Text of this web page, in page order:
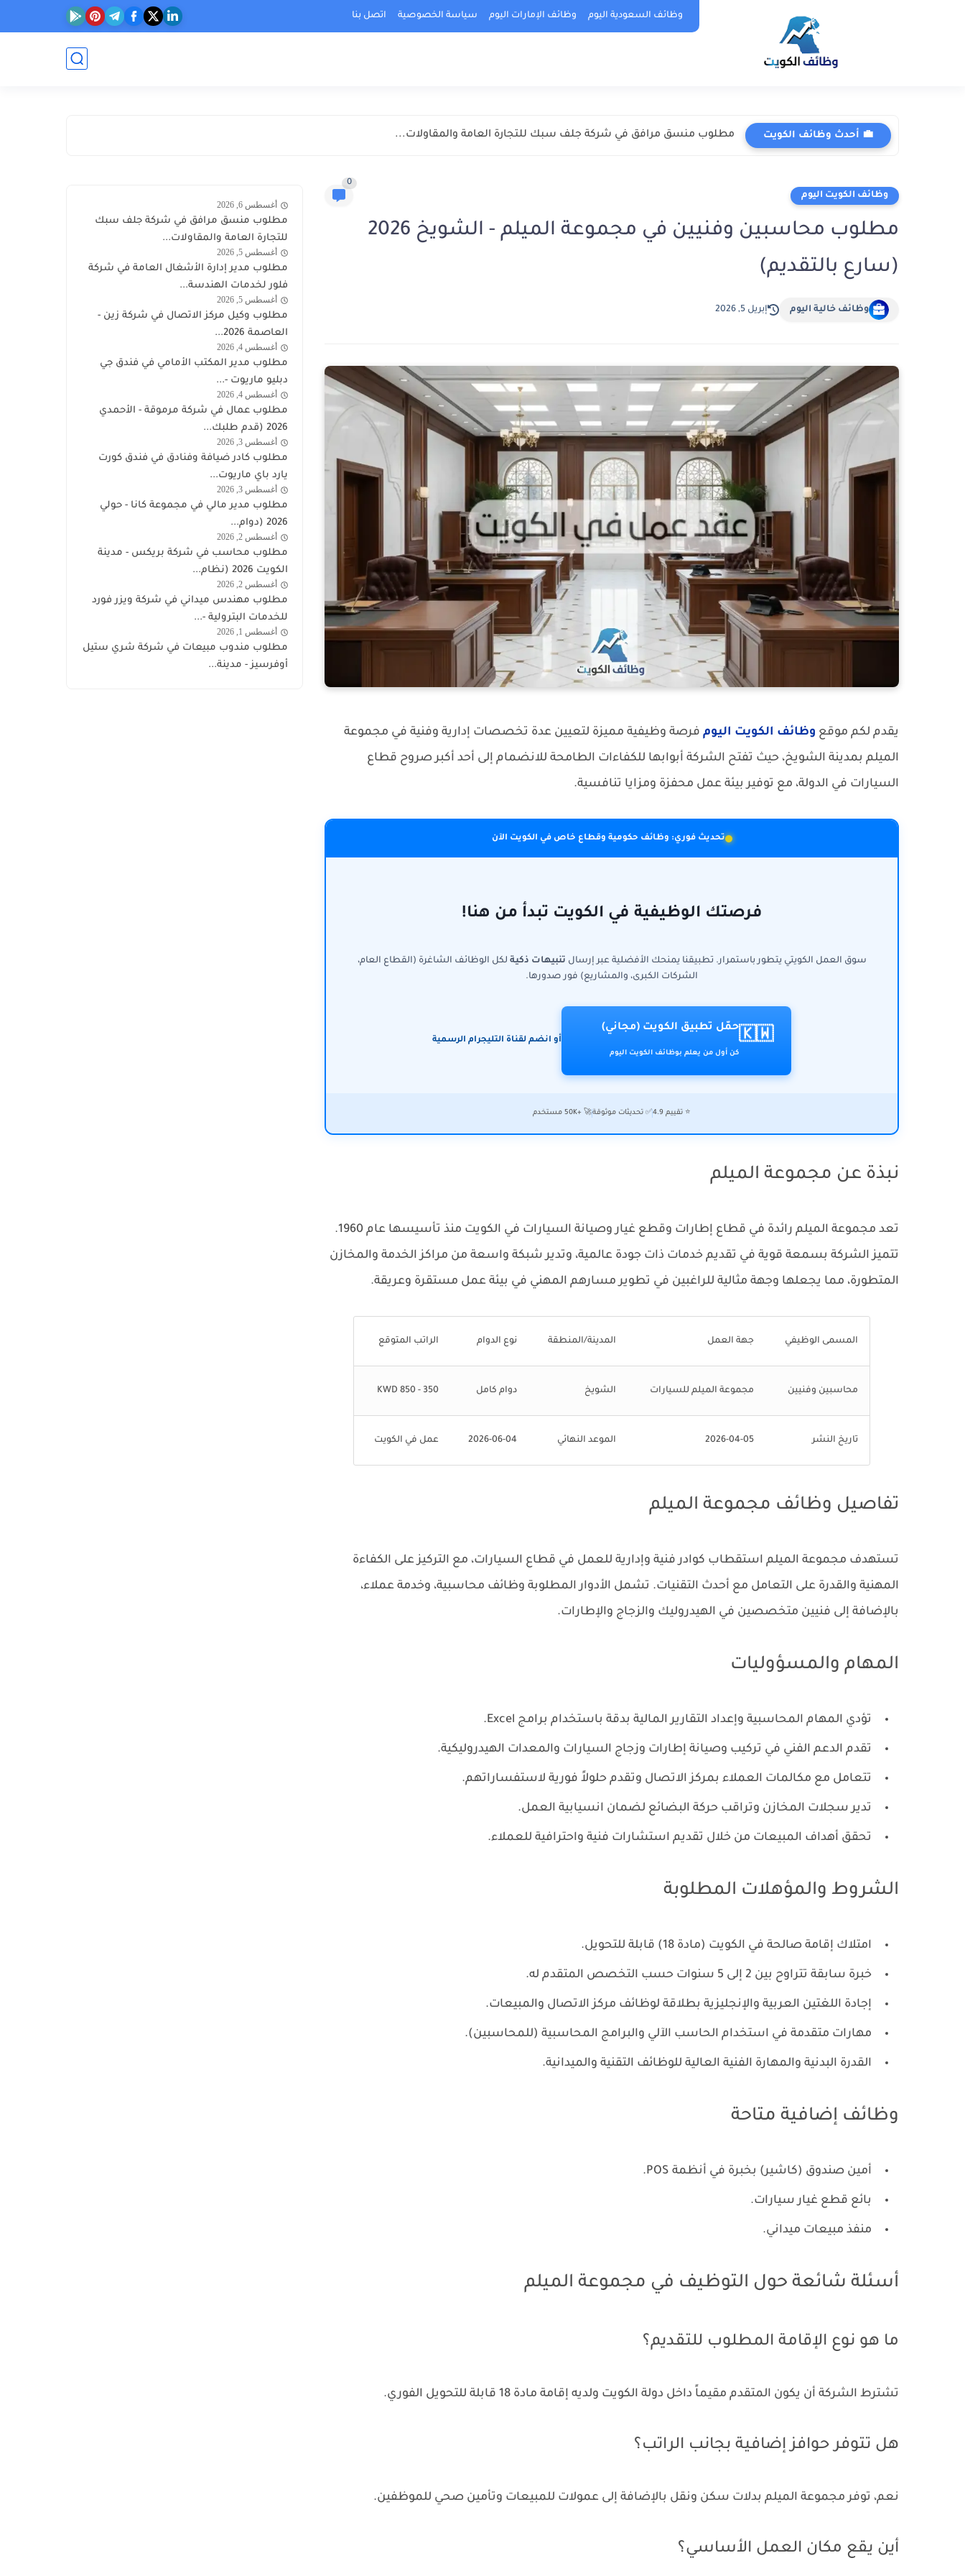
وظائف السعودية اليوم وظائف الإمارات اليوم سياسة الخصوصية اتصل بنا
💼 أحدث وظائف الكويت مطلوب منسق مرافق في شركة جلف سبك للتجارة العامة والمقاولات...
وظائف الكويت اليوم
0
مطلوب محاسبين وفنيين في مجموعة الميلم - الشويخ 2026
(سارع بالتقديم)
وظائف خالية اليوم إبريل 5, 2026
يقدم لكم موقع وظائف الكويت اليوم فرصة وظيفية مميزة لتعيين عدة تخصصات إدارية وفنية في مجموعة
الميلم بمدينة الشويخ، حيث تفتح الشركة أبوابها للكفاءات الطامحة للانضمام إلى أحد أكبر صروح قطاع
السيارات في الدولة، مع توفير بيئة عمل محفزة ومزايا تنافسية.
تحديث فوري: وظائف حكومية وقطاع خاص في الكويت الآن
فرصتك الوظيفية في الكويت تبدأ من هنا!
سوق العمل الكويتي يتطور باستمرار. تطبيقنا يمنحك الأفضلية عبر إرسال تنبيهات ذكية لكل الوظائف الشاغرة (القطاع العام،
الشركات الكبرى، والمشاريع) فور صدورها.
🇰🇼
حمّل تطبيق الكويت (مجاني)
كن أول من يعلم بوظائف الكويت اليوم
أو انضم لقناة التليجرام الرسمية
⭐ تقييم 4.9 ✅ تحديثات موثوقة🚀 +50K مستخدم
نبذة عن مجموعة الميلم
تعد مجموعة الميلم رائدة في قطاع إطارات وقطع غيار وصيانة السيارات في الكويت منذ تأسيسها عام 1960.
تتميز الشركة بسمعة قوية في تقديم خدمات ذات جودة عالمية، وتدير شبكة واسعة من مراكز الخدمة والمخازن
المتطورة، مما يجعلها وجهة مثالية للراغبين في تطوير مسارهم المهني في بيئة عمل مستقرة وعريقة.
المسمى الوظيفي جهة العمل المدينة/المنطقة نوع الدوام الراتب المتوقع
محاسبين وفنيين مجموعة الميلم للسيارات الشويخ دوام كامل 350 - 850 KWD
تاريخ النشر 2026-04-05 الموعد النهائي 2026-06-04 عمل في الكويت
تفاصيل وظائف مجموعة الميلم
تستهدف مجموعة الميلم استقطاب كوادر فنية وإدارية للعمل في قطاع السيارات، مع التركيز على الكفاءة
المهنية والقدرة على التعامل مع أحدث التقنيات. تشمل الأدوار المطلوبة وظائف محاسبية، وخدمة عملاء،
بالإضافة إلى فنيين متخصصين في الهيدروليك والزجاج والإطارات.
المهام والمسؤوليات
تؤدي المهام المحاسبية وإعداد التقارير المالية بدقة باستخدام برامج Excel.
تقدم الدعم الفني في تركيب وصيانة إطارات وزجاج السيارات والمعدات الهيدروليكية.
تتعامل مع مكالمات العملاء بمركز الاتصال وتقدم حلولاً فورية لاستفساراتهم.
تدير سجلات المخازن وتراقب حركة البضائع لضمان انسيابية العمل.
تحقق أهداف المبيعات من خلال تقديم استشارات فنية واحترافية للعملاء.
الشروط والمؤهلات المطلوبة
امتلاك إقامة صالحة في الكويت (مادة 18) قابلة للتحويل.
خبرة سابقة تتراوح بين 2 إلى 5 سنوات حسب التخصص المتقدم له.
إجادة اللغتين العربية والإنجليزية بطلاقة لوظائف مركز الاتصال والمبيعات.
مهارات متقدمة في استخدام الحاسب الآلي والبرامج المحاسبية (للمحاسبين).
القدرة البدنية والمهارة الفنية العالية للوظائف التقنية والميدانية.
وظائف إضافية متاحة
أمين صندوق (كاشير) بخبرة في أنظمة POS.
بائع قطع غيار سيارات.
منفذ مبيعات ميداني.
أسئلة شائعة حول التوظيف في مجموعة الميلم
ما هو نوع الإقامة المطلوب للتقديم؟
تشترط الشركة أن يكون المتقدم مقيماً داخل دولة الكويت ولديه إقامة مادة 18 قابلة للتحويل الفوري.
هل تتوفر حوافز إضافية بجانب الراتب؟
نعم، توفر مجموعة الميلم بدلات سكن ونقل بالإضافة إلى عمولات للمبيعات وتأمين صحي للموظفين.
أين يقع مكان العمل الأساسي؟
وظائف
الكويت
اليوم
أغسطس 6, 2026
مطلوب منسق مرافق في شركة جلف سبك
للتجارة العامة والمقاولات...
وظائف
الكويت
اليوم
أغسطس 5, 2026
مطلوب مدير إدارة الأشغال العامة في شركة
فلور لخدمات الهندسة...
توظيف
شركة
زين
أغسطس 5, 2026
مطلوب وكيل مركز الاتصال في شركة زين -
العاصمة 2026...
وظائف
الكويت
اليوم
أغسطس 4, 2026
مطلوب مدير المكتب الأمامي في فندق جي
دبليو ماريوت -...
الكويت
أغسطس 4, 2026
مطلوب عمال في شركة مرموقة - الأحمدي
2026 (قدم طلبك...
وظائف
الكويت
اليوم
أغسطس 3, 2026
مطلوب كادر ضيافة وفنادق في فندق كورت
يارد باي ماريوت...
وظائف
الكويت
اليوم
أغسطس 3, 2026
مطلوب مدير مالي في مجموعة كانا - حولي
2026 (دوام...
وظائف
الكويت
اليوم
أغسطس 2, 2026
مطلوب محاسب في شركة بريكس - مدينة
الكويت 2026 (نظام...
شركة
وذرفورد
النفطية
أغسطس 2, 2026
مطلوب مهندس ميداني في شركة ويزر فورد
للخدمات البترولية -...
وظائف
الكويت
أغسطس 1, 2026
مطلوب مندوب مبيعات في شركة شري ستيل
أوفرسيز - مدينة...